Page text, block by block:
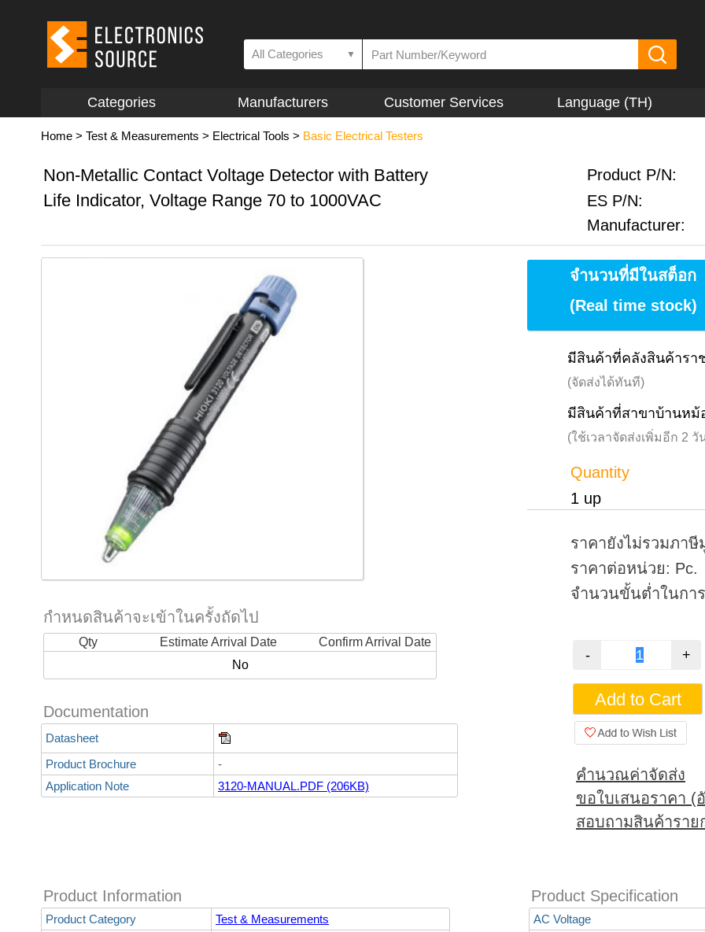
All Categories ▼
Categories Manufacturers Customer Services Language (TH)
Home > Test & Measurements > Electrical Tools > Basic Electrical Testers
Non-Metallic Contact Voltage Detector with Battery Product P/N:
Life Indicator, Voltage Range 70 to 1000VAC ES P/N:
Manufacturer:
กำหนดสินค้าจะเข้าในครั้งถัดไป
Qty Estimate Arrival Date
Confirm Arrival Date
No
Documentation
Datasheet
Product Brochure
-
Application Note
3120-MANUAL.PDF (206KB)
จำนวนที่มีในสต็อก
(Real time stock)
มีสินค้าที่คลังสินค้ารา
(จัดส่งได้ทันที)
มีสินค้าที่สาขาบ้านหม้
(ใช้เวลาจัดส่งเพิ่มอีก 2 วั
Quantity
1 up
ราคายังไม่รวมภาษี
ราคาต่อหน่วย: Pc.
จำนวนขั้นต่ำในกา
คำนวณค่าจัดส่ง
ขอใบเสนอราคา (
สอบถามสินค้าราย
Product Information
Product Category
Test & Measurements
Product Specification
AC Voltage